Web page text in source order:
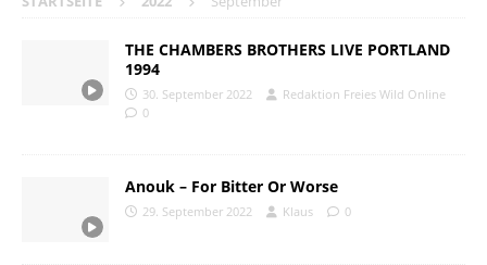
THE CHAMBERS BROTHERS LIVE PORTLAND
1994
30. September 2022
Redaktion Freies Wild Online
0
Anouk – For Bitter Or Worse
29. September 2022 Klaus 0